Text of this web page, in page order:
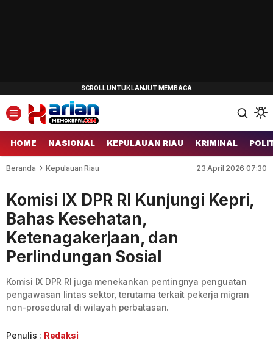
HOME NASIONAL KEPULAUAN RIAU KRIMINAL
Beranda Kepulauan Riau 23 April 2026 07:30
Komisi IX DPR RI Kunjungi Kepri,
Bahas Kesehatan,
Ketenagakerjaan, dan
Perlindungan Sosial
Komisi IX DPR RI juga menekankan pentingnya penguatan
pengawasan lintas sektor, terutama terkait pekerja migran
non-prosedural di wilayah perbatasan.
Penulis : Redaksi